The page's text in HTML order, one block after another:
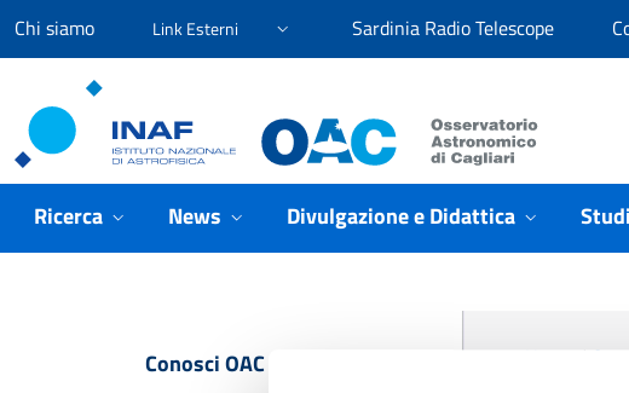
Vai ai contenuti
Vai al menu di navigazione
Vai al footer
Chi siamo Link Esterni Sardinia Radio Telescope
Osservatorio Astronomico Cagliari
Ricerca News Divulgazione e Didattica
Conosci OAC